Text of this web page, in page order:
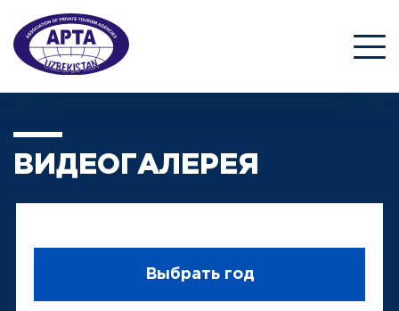
ВИДЕОГАЛЕРЕЯ
Выбрать год